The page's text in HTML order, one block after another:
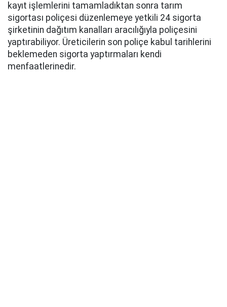
kayıt işlemlerini tamamladıktan sonra tarım
sigortası poliçesi düzenlemeye yetkili 24 sigorta
şirketinin dağıtım kanalları aracılığıyla poliçesini
yaptırabiliyor. Üreticilerin son poliçe kabul tarihlerini
beklemeden sigorta yaptırmaları kendi
menfaatlerinedir.